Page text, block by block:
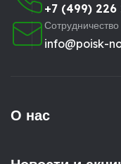
+7 (499) 226
Сотрудничество
info@poisk-
О нас